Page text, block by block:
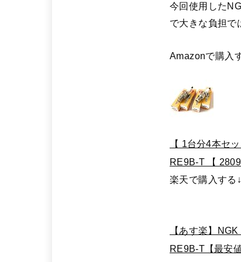
今回使用した
で大きな負担で
Amazonで購入
【 1台分4本セ
RE9B-T 【
楽天で購入する
【あす楽】
RE9B-T【最安